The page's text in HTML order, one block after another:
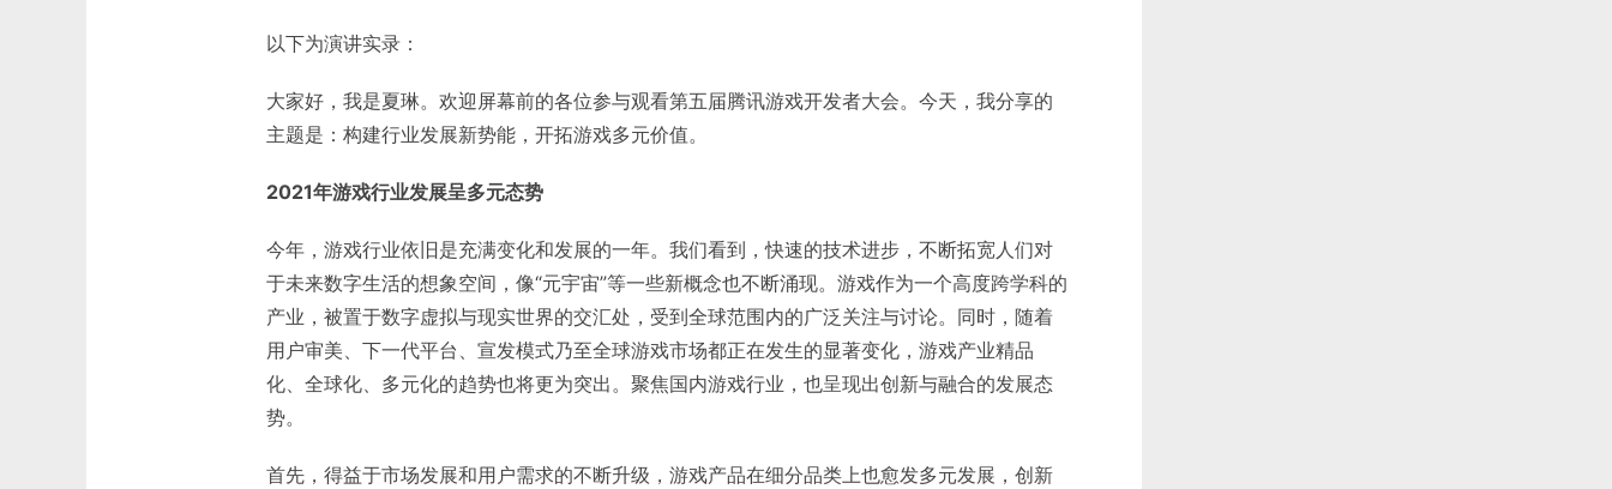
以下为演讲实录：
大家好，我是夏琳。欢迎屏幕前的各位参与观看第五届腾讯游戏开发者大会。今天，我分享的
主题是：构建行业发展新势能，开拓游戏多元价值。
2021年游戏行业发展呈多元态势
今年，游戏行业依旧是充满变化和发展的一年。我们看到，快速的技术进步，不断拓宽人们对
于未来数字生活的想象空间，像“元宇宙”等一些新概念也不断涌现。游戏作为一个高度跨学科的
产业，被置于数字虚拟与现实世界的交汇处，受到全球范围内的广泛关注与讨论。同时，随着
用户审美、下一代平台、宣发模式乃至全球游戏市场都正在发生的显著变化，游戏产业精品
化、全球化、多元化的趋势也将更为突出。聚焦国内游戏行业，也呈现出创新与融合的发展态
势。
首先，得益于市场发展和用户需求的不断升级，游戏产品在细分品类上也愈发多元发展，创新